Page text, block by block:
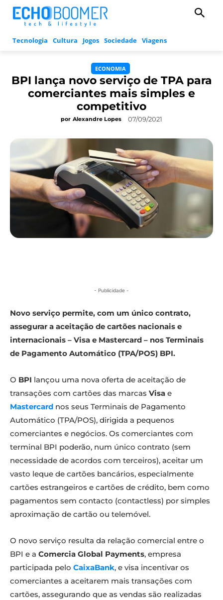
Tecnologia Cultura Jogos Sociedade Viagens
ECONOMIA
BPI lança novo serviço de TPA para
comerciantes mais simples e
competitivo
por Alexandre Lopes 07/09/2021
- Publicidade -
Novo serviço permite, com um único contrato,
assegurar a aceitação de cartões nacionais e
internacionais – Visa e Mastercard – nos Terminais
de Pagamento Automático (TPA/POS) BPI.
O BPI lançou uma nova oferta de aceitação de
transações com cartões das marcas Visa e
Mastercard nos seus Terminais de Pagamento
Automático (TPA/POS), dirigida a pequenos
comerciantes e negócios. Os comerciantes com
terminal BPI poderão, num único contrato (sem
necessidade de acordos com terceiros), aceitar um
vasto leque de cartões bancários, especialmente
cartões estrangeiros e cartões de crédito, bem como
pagamentos sem contacto (contactless) por simples
aproximação de cartão ou telemóvel.
O novo serviço resulta da relação comercial entre o
BPI e a Comercia Global Payments, empresa
participada pelo CaixaBank, e visa incentivar os
comerciantes a aceitarem mais transações com
cartões, assegurando que as vendas são realizadas